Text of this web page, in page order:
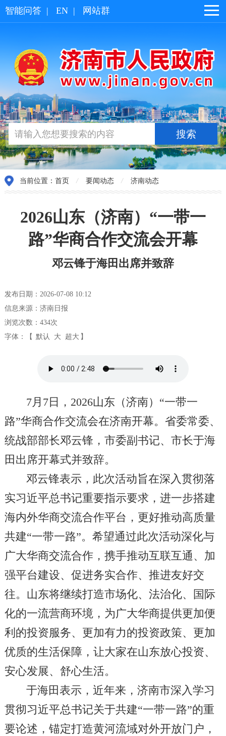
智能问答 | EN | 网站群
当前位置： 首页 / 要闻动态 / 济南动态
2026山东（济南）“一带一
路”华商合作交流会开幕
邓云锋于海田出席并致辞
发布日期：2026-07-08 10:12
信息来源：济南日报
浏览次数： 434次
字体：【 默认 大 超大 】
7月7日，2026山东（济南）“一带一
路”华商合作交流会在济南开幕。省委常委、
统战部部长邓云锋，市委副书记、市长于海
田出席开幕式并致辞。
邓云锋表示，此次活动旨在深入贯彻落
实习近平总书记重要指示要求，进一步搭建
海内外华商交流合作平台，更好推动高质量
共建“一带一路”。希望通过此次活动深化与
广大华商交流合作，携手推动互联互通、加
强平台建设、促进务实合作、推进友好交
往。山东将继续打造市场化、法治化、国际
化的一流营商环境，为广大华商提供更加便
利的投资服务、更加有力的投资政策、更加
优质的生活保障，让大家在山东放心投资、
安心发展、舒心生活。
于海田表示，近年来，济南市深入学习
贯彻习近平总书记关于共建“一带一路”的重
要论述，锚定打造黄河流域对外开放门户，